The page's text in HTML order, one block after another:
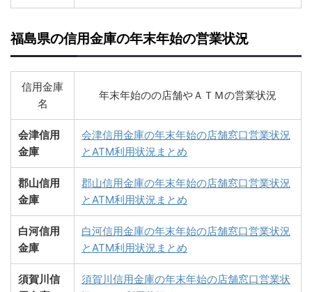
福島県の信用金庫の年末年始の営業状況
信用金庫
名
年末年始のの店舗やＡＴＭの営業状況
会津信用
金庫
会津信用金庫の年末年始の店舗窓口営業状況
とATM利用状況まとめ
郡山信用
金庫
郡山信用金庫の年末年始の店舗窓口営業状況
とATM利用状況まとめ
白河信用
金庫
白河信用金庫の年末年始の店舗窓口営業状況
とATM利用状況まとめ
須賀川信
須賀川信用金庫の年末年始の店舗窓口営業状